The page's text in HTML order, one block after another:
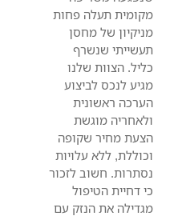
מקומית תעלה פחות
מניקיון של מחסן
תעשייתי שנשרף
כליל. הצוות שלנו
מגיע לנכס לביצוע
הערכה ראשונית
ולאחריה מוגשת
הצעת מחיר שקופה
וכוללת, ללא עלויות
נסתרות. חשוב לזכור
כי דחיית הטיפול
מגדילה את הנזק עם